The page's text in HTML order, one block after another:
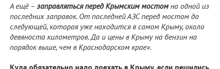
А ещё – заправляться перед Крымским мостомна одной из
последних заправок. От последней АЗС перед мостом до
следующей, которая уже находится в самом Крыму, около
девяноста километров. Да и цены в Крыму на бензин на
порядок выше, чем в Краснодарском крае».
Куда обязательно надо доехать в Крыму, если решились